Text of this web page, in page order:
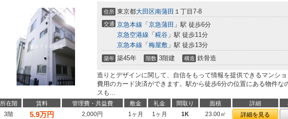
住所 東京都大田区南蒲田 １丁目7-8
交通 京急本線 「 京急蒲田 」駅 徒歩6分
京急空港線 「 糀谷 」駅 徒歩11分
京急本線 「 梅屋敷 」駅 徒歩13分
築年 築45年 階数 3階建 構造 鉄骨造
造りとデザインに関して、自信をもって情報を提供できるマンシ
費用のカード決済ができます。駅から徒歩6分の位置にある物件な
スも...
所在階 賃料 管理費・共益費 敷金 礼金 間取り 面積 詳細
3階
5.9万円 2,000円 1ヶ月 1ヶ月 1K 23.00㎡ 詳細を見る